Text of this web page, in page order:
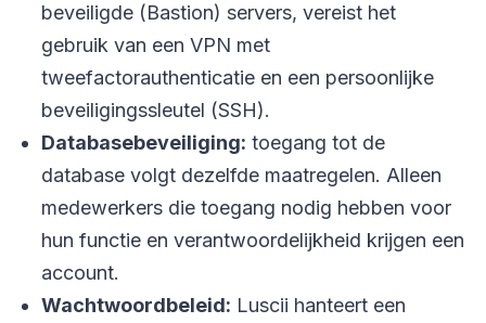
beveiligde (Bastion) servers, vereist het
gebruik van een VPN met
tweefactorauthenticatie en een persoonlijke
beveiligingssleutel (SSH).
Databasebeveiliging: toegang tot de
database volgt dezelfde maatregelen. Alleen
medewerkers die toegang nodig hebben voor
hun functie en verantwoordelijkheid krijgen een
account.
Wachtwoordbeleid: Luscii hanteert een